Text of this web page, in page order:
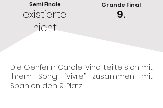
Semi Finale
existierte
nicht
Grande Final
9.
Die Genferin Carole Vinci teilte sich mit
ihrem Song “Vivre” zusammen mit
Spanien den 9. Platz.